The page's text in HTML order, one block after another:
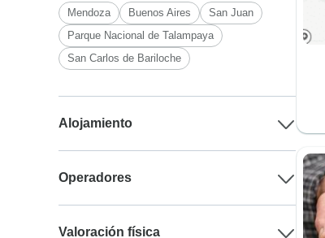
Mendoza Buenos Aires
San Juan
Parque Nacional de Talampaya
San Carlos de Bariloche
Alojamiento
Operadores
Valoración física